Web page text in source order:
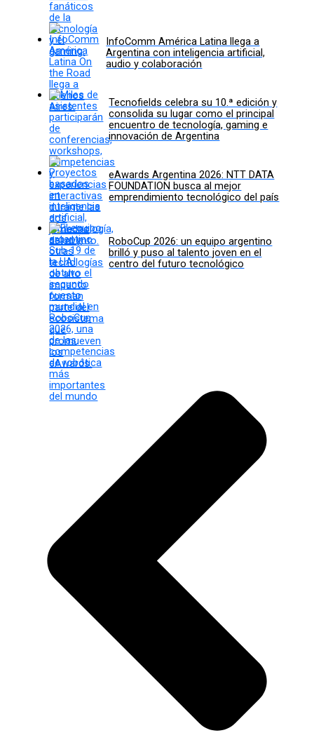
InfoComm América Latina llega a
Argentina con inteligencia artificial,
audio y colaboración
Tecnofields celebra su 10.ª edición y
consolida su lugar como el principal
encuentro de tecnología, gaming e
innovación de Argentina
eAwards Argentina 2026: NTT DATA
FOUNDATION busca al mejor
emprendimiento tecnológico del país
RoboCup 2026: un equipo argentino
brilló y puso al talento joven en el
centro del futuro tecnológico